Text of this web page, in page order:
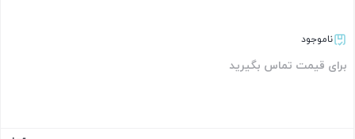
ناموجود
برای قیمت تماس بگیرید